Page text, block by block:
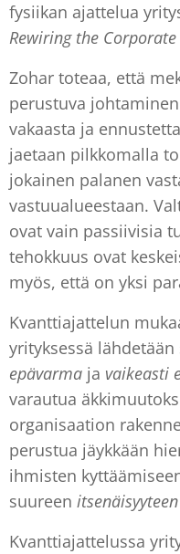
fysiikan ajattelua
Rewiring the
Zohar toteaa, että
perustuva
vakaasta ja
jaetaan pilkkomalla
jokainen palanen
vastuualueestaan.
ovat vain passiivisia
tehokkuus ovat
myös, että on yksi
Kvanttiajattelun
yrityksessä
epävarma ja vaikeasti
varautua
organisaation
perustua jäykkään
ihmisten
suureen itsenäisyyteen
Kvanttiajattelussa